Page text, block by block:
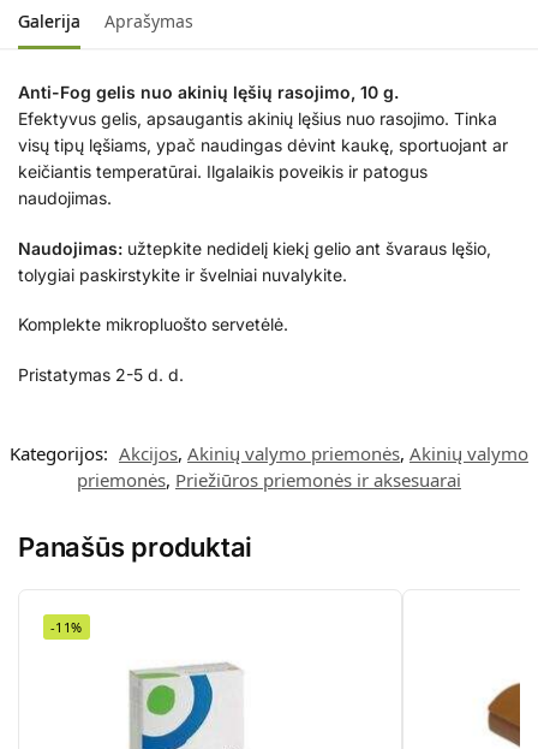
Galerija Aprašymas
Anti-Fog gelis nuo akinių lęšių rasojimo, 10 g.
Efektyvus gelis, apsaugantis akinių lęšius nuo rasojimo. Tinka
visų tipų lęšiams, ypač naudingas dėvint kaukę, sportuojant ar
keičiantis temperatūrai. Ilgalaikis poveikis ir patogus
naudojimas.
Naudojimas: užtepkite nedidelį kiekį gelio ant švaraus lęšio,
tolygiai paskirstykite ir švelniai nuvalykite.
Komplekte mikropluošto servetėlė.
Pristatymas 2-5 d. d.
Kategorijos: Akcijos, Akinių valymo priemonės, Akinių valymo
priemonės, Priežiūros priemonės ir aksesuarai
Panašūs produktai
-11%